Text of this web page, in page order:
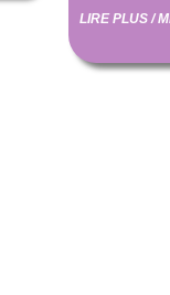
LIRE PLUS /